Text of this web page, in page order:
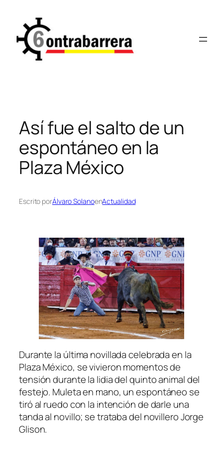
contenido
Así fue el salto de un
espontáneo en la
Plaza México
Escrito porÁlvaro SolanoenActualidad
Durante la última novillada celebrada en la
Plaza México, se vivieron momentos de
tensión durante la lidia del quinto animal del
festejo. Muleta en mano, un espontáneo se
tiró al ruedo con la intención de darle una
tanda al novillo; se trataba del novillero Jorge
Glison.